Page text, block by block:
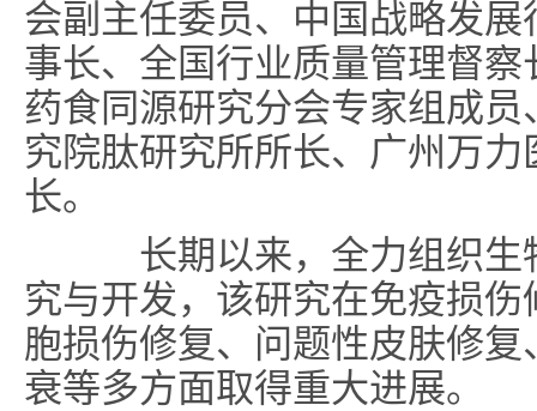
会副主任委员、中国战略发
事长、全国行业质量管理督
药食同源研究分会专家组成
究院肽研究所所长、广州万
长。
长期以来，全力组织生
究与开发，该研究在免疫损
胞损伤修复、问题性皮肤修
衰等多方面取得重大进展。